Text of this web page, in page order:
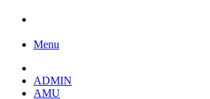
Menu
ADMIN
AMU